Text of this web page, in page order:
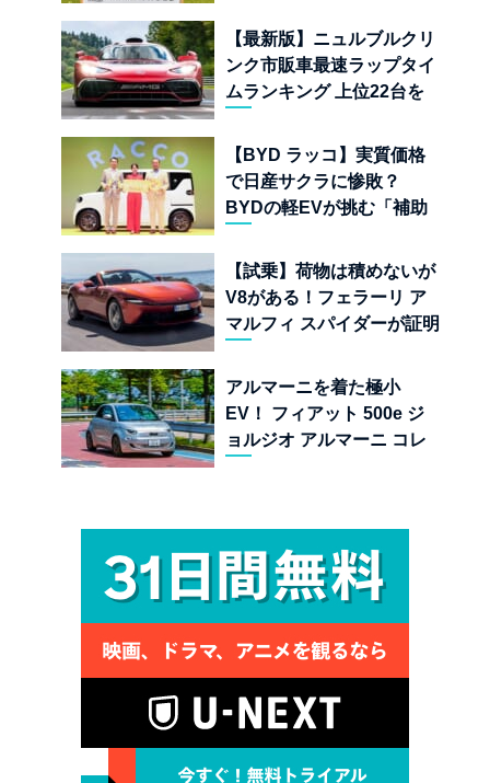
児
【最新版】ニュルブルクリ
ンク市販車最速ラップタイ
ムランキング 上位22台を
【BYD ラッコ】実質価格
で日産サクラに惨敗？
BYDの軽EVが挑む「補助
界
【試乗】荷物は積めないが
V8がある！フェラーリ ア
マルフィ スパイダーが証明
ーの至福
アルマーニを着た極小
EV！ フィアット 500e ジ
ョルジオ アルマーニ コレ